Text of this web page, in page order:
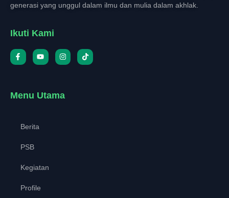
generasi yang unggul dalam ilmu dan mulia dalam akhlak.
Ikuti Kami
Menu Utama
Berita
PSB
Kegiatan
Profile